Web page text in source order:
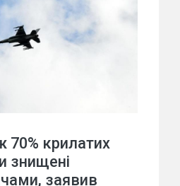
70% крилатих
знищені
заявив